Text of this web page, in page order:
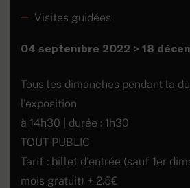
Visites guidées
04 septembre 2022 > 18
Tous les dimanches pendant la
l'exposition
à 14h30 | durée : 1h30
TOUT PUBLIC
Tarif : billet d'entrée (sauf 1er
mois gratuit) + 2.5€